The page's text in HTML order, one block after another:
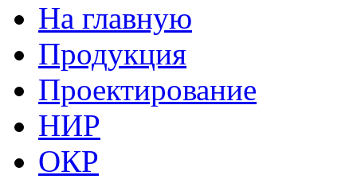
На главную
Продукция
Проектирование
НИР
ОКР